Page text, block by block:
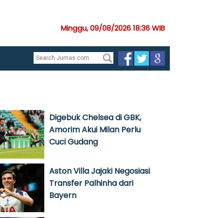
Minggu, 09/08/2026 18:36 WIB
Digebuk Chelsea di GBK,
Amorim Akui Milan Perlu
Cuci Gudang
Aston Villa Jajaki Negosiasi
Transfer Palhinha dari
Bayern